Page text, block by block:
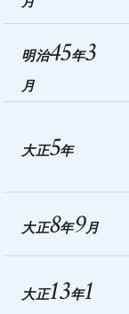
明治45年3
月
大正5年
大正8年9月
大正13年1